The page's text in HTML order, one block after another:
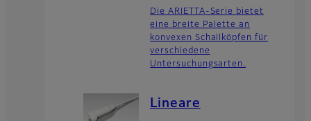
Die ARIETTA-Serie bietet
eine breite Palette an
konvexen Schallköpfen für
verschiedene
Untersuchungsarten.
Lineare